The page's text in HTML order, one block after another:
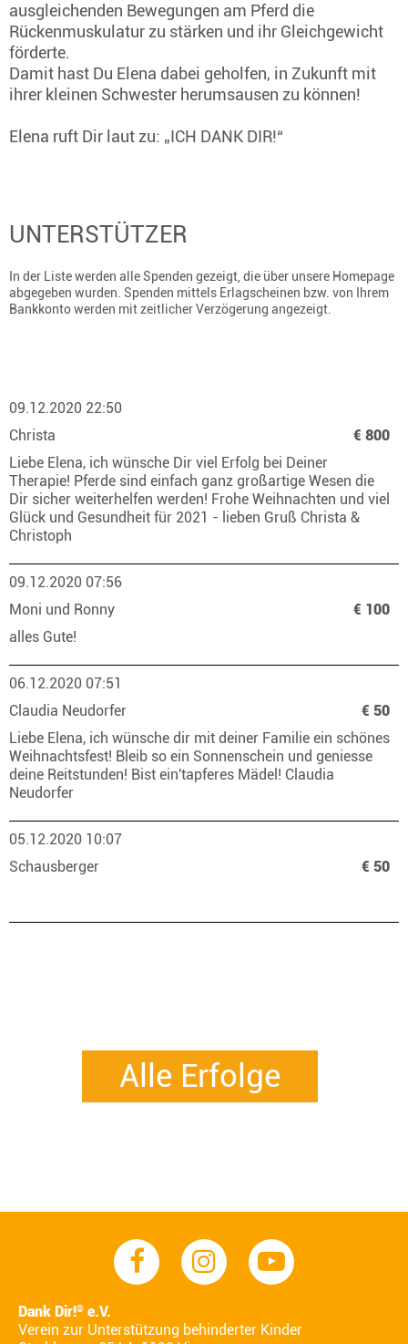
ausgleichenden Bewegungen am Pferd die
Rückenmuskulatur zu stärken und ihr Gleichgewicht
förderte.
Damit hast Du Elena dabei geholfen, in Zukunft mit
ihrer kleinen Schwester herumsausen zu können!
Elena ruft Dir laut zu: „ICH DANK DIR!“
UNTERSTÜTZER
In der Liste werden alle Spenden gezeigt, die über unsere Homepage
abgegeben wurden. Spenden mittels Erlagscheinen bzw. von Ihrem
Bankkonto werden mit zeitlicher Verzögerung angezeigt.
09.12.2020 22:50
Christa
€ 800
Liebe Elena, ich wünsche Dir viel Erfolg bei Deiner
Therapie! Pferde sind einfach ganz großartige Wesen die
Dir sicher weiterhelfen werden! Frohe Weihnachten und viel
Glück und Gesundheit für 2021 - lieben Gruß Christa &
Christoph
09.12.2020 07:56
Moni und Ronny
€ 100
alles Gute!
06.12.2020 07:51
Claudia Neudorfer
€ 50
Liebe Elena, ich wünsche dir mit deiner Familie ein schönes
Weihnachtsfest! Bleib so ein Sonnenschein und geniesse
deine Reitstunden! Bist ein'tapferes Mädel! Claudia
Neudorfer
05.12.2020 10:07
Schausberger
€ 50
Alle Erfolge
Dank Dir!® e.V.
Verein zur Unterstützung behinderter Kinder